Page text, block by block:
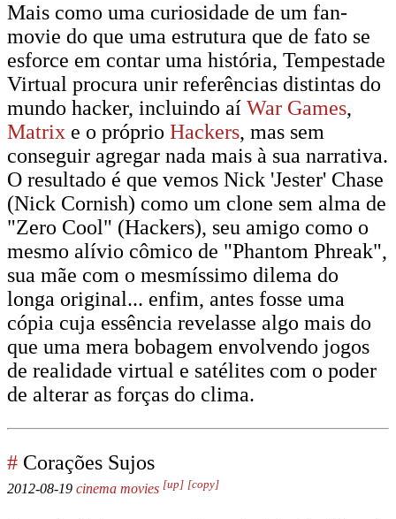
Mais como uma curiosidade de um fan-
movie do que uma estrutura que de fato se
esforce em contar uma história, Tempestade
Virtual procura unir referências distintas do
mundo hacker, incluindo aí War Games,
Matrix e o próprio Hackers, mas sem
conseguir agregar nada mais à sua narrativa.
O resultado é que vemos Nick 'Jester' Chase
(Nick Cornish) como um clone sem alma de
"Zero Cool" (Hackers), seu amigo como o
mesmo alívio cômico de "Phantom Phreak",
sua mãe com o mesmíssimo dilema do
longa original... enfim, antes fosse uma
cópia cuja essência revelasse algo mais do
que uma mera bobagem envolvendo jogos
de realidade virtual e satélites com o poder
de alterar as forças do clima.
# Corações Sujos
2012-08-19 cinema movies [up] [copy]